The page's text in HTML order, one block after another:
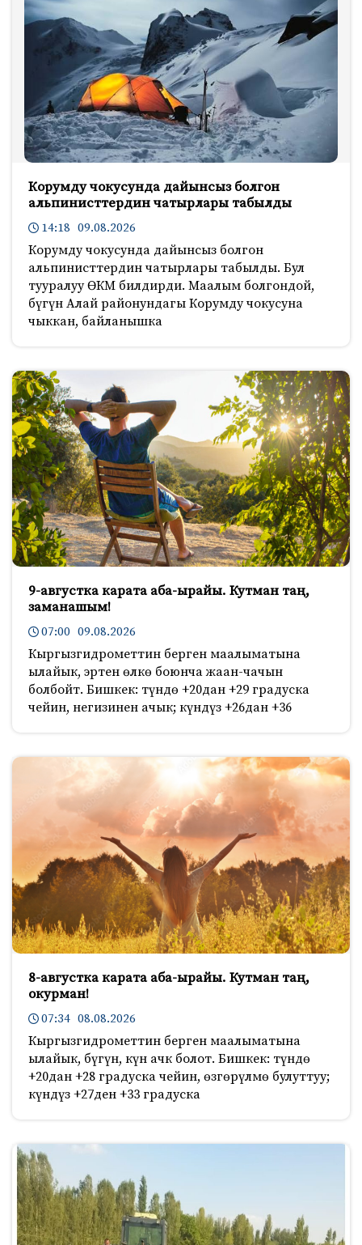
Корумду чокусунда дайынсыз болгон
альпинисттердин чатырлары табылды
14:18 09.08.2026
Корумду чокусунда дайынсыз болгон
альпинисттердин чатырлары табылды. Бул
тууралуу ӨКМ билдирди. Маалым болгондой,
бүгүн Алай районундагы Корумду чокусуна
чыккан, байланышка
9-августка карата аба-ырайы. Кутман таң,
заманашым!
07:00 09.08.2026
Кыргызгидрометтин берген маалыматына
ылайык, эртен өлкө боюнча жаан-чачын
болбойт. Бишкек: түндө +20дан +29 градуска
чейин, негизинен ачык; күндүз +26дан +36
8-августка карата аба-ырайы. Кутман таң,
окурман!
07:34 08.08.2026
Кыргызгидрометтин берген маалыматына
ылайык, бүгүн, күн ачк болот. Бишкек: түндө
+20дан +28 градуска чейин, өзгөрүлмө булуттуу;
күндүз +27ден +33 градуска